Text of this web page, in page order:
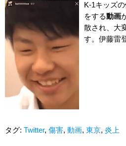
K-1キッズの
をする動画
散され、大
す。伊藤雷
タグ: Twitter, 傷害, 動画, 東京, 炎上